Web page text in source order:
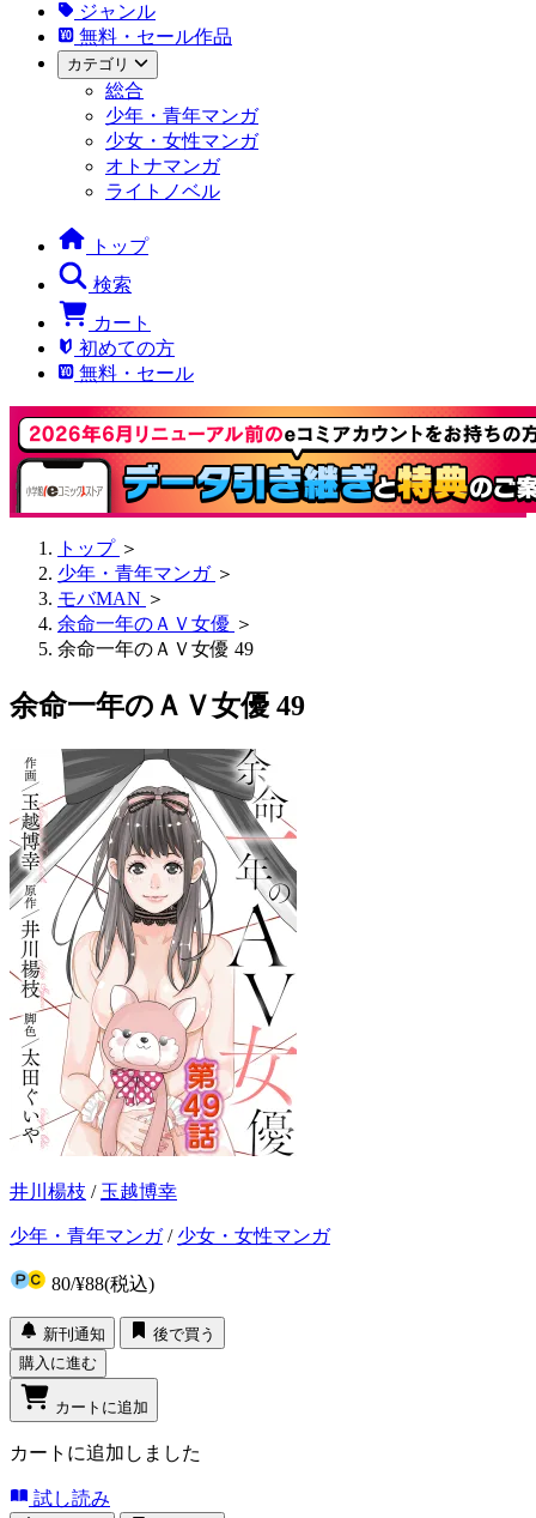
ジャンル
無料・セール作品
カテゴリ
総合
少年・青年マンガ
少女・女性マンガ
オトナマンガ
ライトノベル
トップ
検索
カート
初めての方
無料・セール
トップ ＞
少年・青年マンガ ＞
モバMAN ＞
余命一年のＡＶ女優 ＞
余命一年のＡＶ女優 49
余命一年のＡＶ女優 49
井川楊枝 / 玉越博幸
少年・青年マンガ/ 少女・女性マンガ
80/¥88(税込)
新刊通知
後で買う
購入に進む
カートに追加
カートに追加しました
試し読み